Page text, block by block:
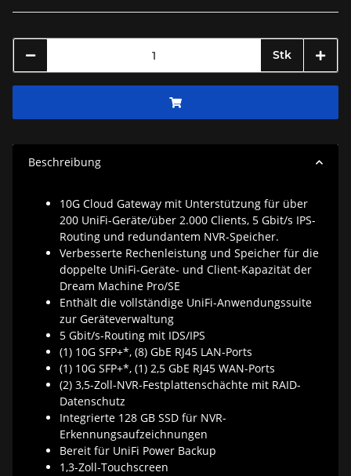
Stk
Beschreibung
10G Cloud Gateway mit Unterstützung für über
200 UniFi-Geräte/über 2.000 Clients, 5 Gbit/s IPS-
Routing und redundantem NVR-Speicher.
Verbesserte Rechenleistung und Speicher für die
doppelte UniFi-Geräte- und Client-Kapazität der
Dream Machine Pro/SE
Enthält die vollständige UniFi-Anwendungssuite
zur Geräteverwaltung
5 Gbit/s-Routing mit IDS/IPS
(1) 10G SFP+*, (8) GbE RJ45 LAN-Ports
(1) 10G SFP+*, (1) 2,5 GbE RJ45 WAN-Ports
(2) 3,5-Zoll-NVR-Festplattenschächte mit RAID-
Datenschutz
Integrierte 128 GB SSD für NVR-
Erkennungsaufzeichnungen
Bereit für UniFi Power Backup
1,3-Zoll-Touchscreen